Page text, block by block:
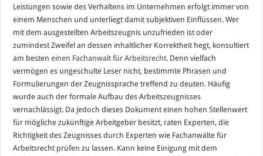
Leistungen sowie des Verhaltens im Unternehmen erfolgt immer von
einem Menschen und unterliegt damit subjektiven Einflüssen. Wer
mit dem ausgestellten Arbeitszeugnis unzufrieden ist oder
zumindest Zweifel an dessen inhaltlicher Korrektheit hegt, konsultiert
am besteneinen Fachanwalt für Arbeitsrecht. Denn vielfach
vermögen es ungeschulte Leser nicht, bestimmte Phrasen und
Formulierungen der Zeugnissprache treffend zu deuten. Häufig
wurde auch der formale Aufbau des Arbeitszeugnisses
vernachlässigt. Da jedoch dieses Dokument einen hohen Stellenwert
für mögliche zukünftige Arbeitgeber besitzt, raten Experten, die
Richtigkeit des Zeugnisses durch Experten wie Fachanwälte für
Arbeitsrecht prüfen zu lassen. Kann keine Einigung mit dem